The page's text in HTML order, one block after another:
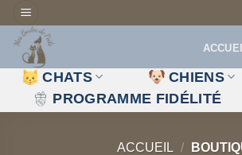
Passer
au
contenu
CHATS CHIENS
PROGRAMME FIDÉLITÉ
ACCUEIL /